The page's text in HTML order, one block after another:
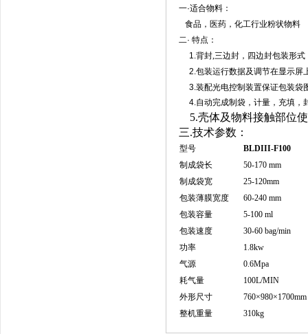
一·适合物料：
食品，医药，化工行业粉状物料
二· 特点：
1.背封,三边封，四边封包装形式
2.包装运行数据及调节在显示屏
3.装配光电控制装置保证包装袋
4.自动完成制袋，计量，充填，
5.壳体及物料接触部位
三.技术参数：
型号 BLDIII-F100
制成袋长
50-170 mm
制成袋宽
25-120mm
包装薄膜宽度
60-240 mm
包装容量
5-100 ml
包装速度
30-60 bag/min
功率
1.8kw
气源
0.6Mpa
耗气量
100L/MIN
外形尺寸
760×980×1700mm
整机重量
310kg